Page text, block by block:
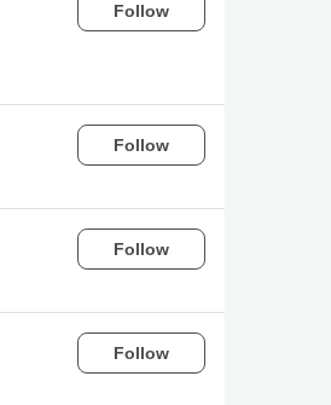
Follow
Follow
Follow
Follow